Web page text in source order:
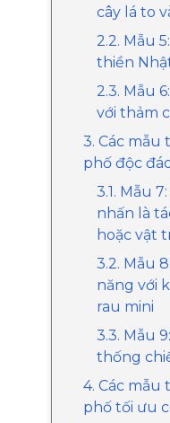
cây lá to
2.2. Mẫu
thiền
2.3. Mẫu
với thảm
3. Các mẫu
phố độc
3.1. Mẫu
nhấn là
hoặc vật
3.2. Mẫu
năng với
rau mini
3.3. Mẫu
thống
4. Các mẫu
phố tối ưu